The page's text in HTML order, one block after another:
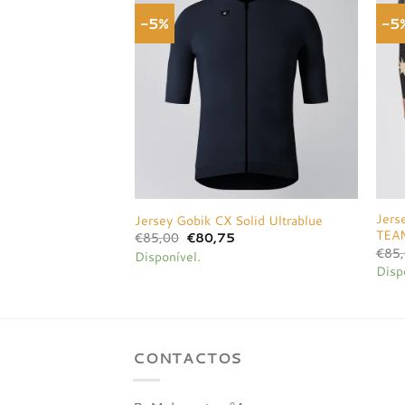
-5%
Adicionar
à lista de
desejos
Jersey Gobik CX Solid Ultrablue
€85,00 O
preço
original
€80,75O
Disponível.
-
€
CONTACTOS